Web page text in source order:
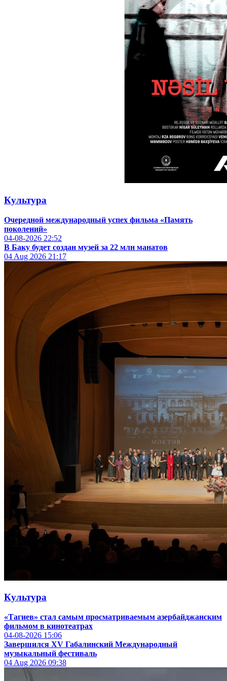
Культура
Очередной международный успех фильма «Память
поколений»
04-08-2026 22:52
В Баку будет создан музей за 22 млн манатов
04 Aug 2026 21:17
Культура
«Тагиев» стал самым просматриваемым азербайджанским
фильмом в кинотеатрах
04-08-2026 15:06
Завершился XV Габалинский Международный
музыкальный фестиваль
04 Aug 2026 09:38